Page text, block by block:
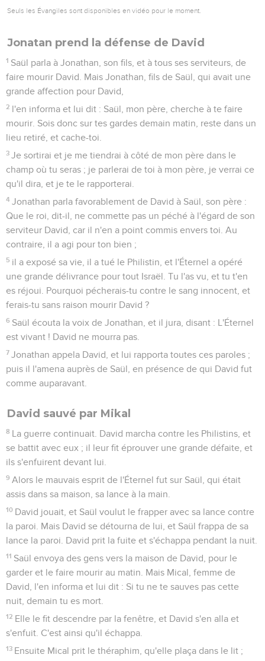
Seuls les Évangiles sont disponibles en vidéo pour le moment.
Jonatan prend la défense de David
1 Saül parla à Jonathan, son fils, et à tous ses serviteurs, de
faire mourir David. Mais Jonathan, fils de Saül, qui avait une
grande affection pour David,
2 l'en informa et lui dit : Saül, mon père, cherche à te faire
mourir. Sois donc sur tes gardes demain matin, reste dans un
lieu retiré, et cache-toi.
3 Je sortirai et je me tiendrai à côté de mon père dans le
champ où tu seras ; je parlerai de toi à mon père, je verrai ce
qu'il dira, et je te le rapporterai.
4 Jonathan parla favorablement de David à Saül, son père :
Que le roi, dit-il, ne commette pas un péché à l'égard de son
serviteur David, car il n'en a point commis envers toi. Au
contraire, il a agi pour ton bien ;
5 il a exposé sa vie, il a tué le Philistin, et l'Éternel a opéré
une grande délivrance pour tout Israël. Tu l'as vu, et tu t'en
es réjoui. Pourquoi pécherais-tu contre le sang innocent, et
ferais-tu sans raison mourir David ?
6 Saül écouta la voix de Jonathan, et il jura, disant : L'Éternel
est vivant ! David ne mourra pas.
7 Jonathan appela David, et lui rapporta toutes ces paroles ;
puis il l'amena auprès de Saül, en présence de qui David fut
comme auparavant.
David sauvé par Mikal
8 La guerre continuait. David marcha contre les Philistins, et
se battit avec eux ; il leur fit éprouver une grande défaite, et
ils s'enfuirent devant lui.
9 Alors le mauvais esprit de l'Éternel fut sur Saül, qui était
assis dans sa maison, sa lance à la main.
10 David jouait, et Saül voulut le frapper avec sa lance contre
la paroi. Mais David se détourna de lui, et Saül frappa de sa
lance la paroi. David prit la fuite et s'échappa pendant la nuit.
11 Saül envoya des gens vers la maison de David, pour le
garder et le faire mourir au matin. Mais Mical, femme de
David, l'en informa et lui dit : Si tu ne te sauves pas cette
nuit, demain tu es mort.
12 Elle le fit descendre par la fenêtre, et David s'en alla et
s'enfuit. C'est ainsi qu'il échappa.
13 Ensuite Mical prit le théraphim, qu'elle plaça dans le lit ;